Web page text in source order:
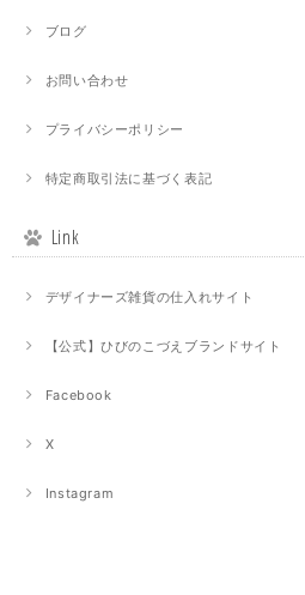
ブログ
お問い合わせ
プライバシーポリシー
特定商取引法に基づく表記
Link
デザイナーズ雑貨の仕入れサイト
【公式】ひびのこづえブランドサイト
Facebook
X
Instagram